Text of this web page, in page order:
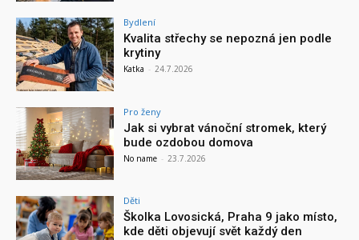
Bydlení
Kvalita střechy se nepozná jen podle
krytiny
Katka - 24.7.2026
Pro ženy
Jak si vybrat vánoční stromek, který
bude ozdobou domova
No name - 23.7.2026
Děti
Školka Lovosická, Praha 9 jako místo,
kde děti objevují svět každý den